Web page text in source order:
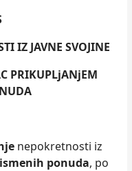
IZ JAVNE SVOJINE
PRIKUPLjANјEM
nepokretnosti iz
ponuda, po